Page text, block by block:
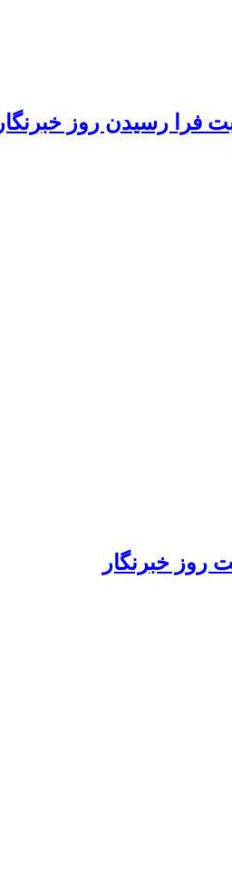
فرا رسیدن روز خبرنگار
روز خبرنگار